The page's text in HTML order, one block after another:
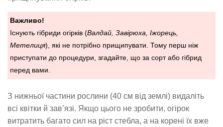
Важливо!
Існують гібриди огірків (Валдай, Завірюха, Іжорець,
Метелиця), які не потрібно прищипувати. Тому перш ніж
приступати до процедури, згадайте, що за сорт або гібрид
перед вами.
З нижньої частини рослини (40 см від землі) видаліть
всі квітки й зав’язі. Якщо цього не зробити, огірок
витратить багато сил на ріст стебла, а на корені їх вже